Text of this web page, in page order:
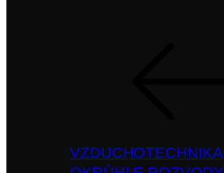
VZDUCHOTECHNIKA